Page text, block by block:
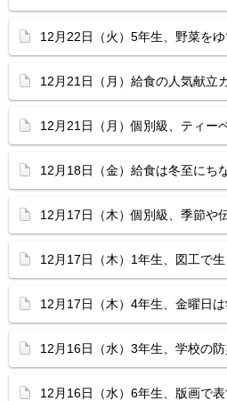
12月22日（火）5年生、野菜を
12月21日（月）給食の人気献立
12月21日（月）個別級、ティー
12月18日（金）給食は冬至にち
12月17日（木）個別級、季節や
12月17日（木）1年生、図工で
12月17日（木）4年生、金曜日
12月16日（水）3年生、学校の
12月16日（水）6年生、版画で